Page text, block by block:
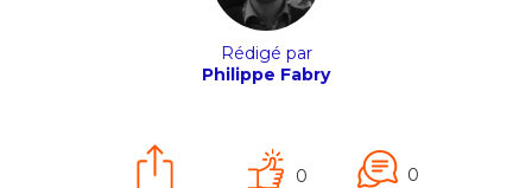
Rédigé par
Philippe Fabry
0 0